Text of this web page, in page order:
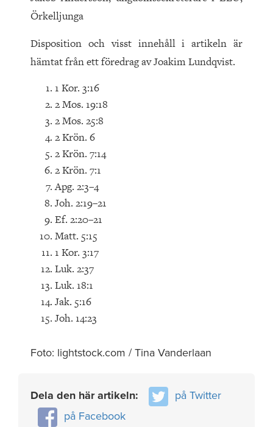
Örkelljunga
Disposition och visst innehåll i artikeln är
hämtat från ett föredrag av Joakim Lundqvist.
1 Kor. 3:16
2 Mos. 19:18
2 Mos. 25:8
2 Krön. 6
2 Krön. 7:14
2 Krön. 7:1
Apg. 2:3–4
Joh. 2:19–21
Ef. 2:20–21
Matt. 5:15
1 Kor. 3:17
Luk. 2:37
Luk. 18:1
Jak. 5:16
Joh. 14:23
Foto: lightstock.com / Tina Vanderlaan
Dela den här artikeln:
på Twitter
på Facebook